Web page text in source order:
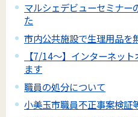
マルシェデビューセミナー
た
市内公共施設で生理用品を
【7/14～】インターネッ
ます
職員の処分について
小美玉市職員不正事案検証